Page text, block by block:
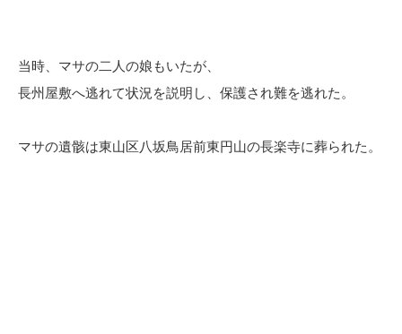
当時、マサの二人の娘もいたが、
長州屋敷へ逃れて状況を説明し、保護され難を逃れた。
マサの遺骸は東山区八坂鳥居前東円山の長楽寺に葬られた。